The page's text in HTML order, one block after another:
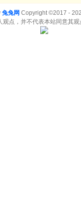
兔兔网 Copyright ©2017 -
点，并不代表本站同意其观